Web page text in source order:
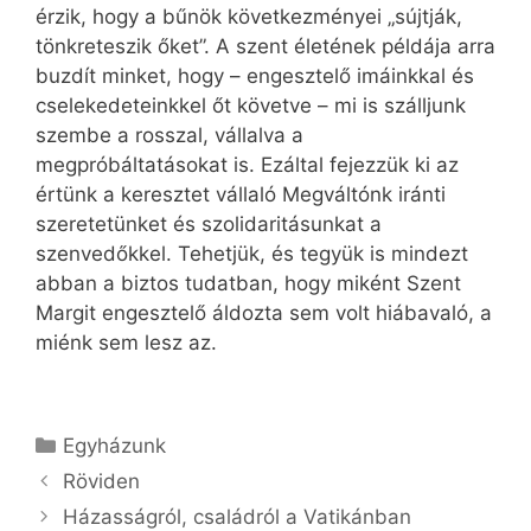
érzik, hogy a bűnök következményei „sújtják,
tönkreteszik őket”. A szent életének példája arra
buzdít minket, hogy – engesztelő imáinkkal és
cselekedeteinkkel őt követve – mi is szálljunk
szembe a rosszal, vállalva a
megpróbáltatásokat is. Ezáltal fejezzük ki az
értünk a keresztet vállaló Megváltónk iránti
szeretetünket és szolidaritásunkat a
szenvedőkkel. Tehetjük, és tegyük is mindezt
abban a biztos tudatban, hogy miként Szent
Margit engesztelő áldozta sem volt hiábavaló, a
miénk sem lesz az.
Kategória
Egyházunk
Röviden
Házasságról, családról a Vatikánban